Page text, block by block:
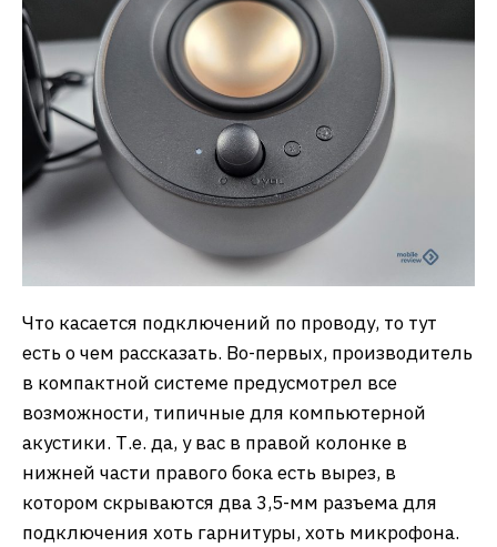
Что касается подключений по проводу, то тут
есть о чем рассказать. Во-первых, производитель
в компактной системе предусмотрел все
возможности, типичные для компьютерной
акустики. Т.е. да, у вас в правой колонке в
нижней части правого бока есть вырез, в
котором скрываются два 3,5-мм разъема для
подключения хоть гарнитуры, хоть микрофона.